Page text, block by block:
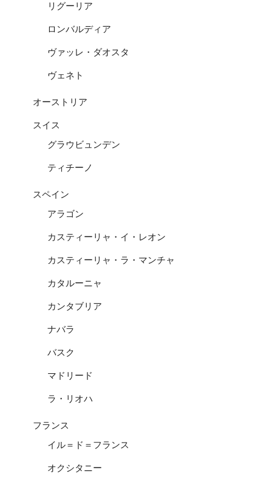
リグーリア
ロンバルディア
ヴァッレ・ダオスタ
ヴェネト
オーストリア
スイス
グラウビュンデン
ティチーノ
スペイン
アラゴン
カスティーリャ・イ・レオン
カスティーリャ・ラ・マンチャ
カタルーニャ
カンタブリア
ナバラ
バスク
マドリード
ラ・リオハ
フランス
イル＝ド＝フランス
オクシタニー